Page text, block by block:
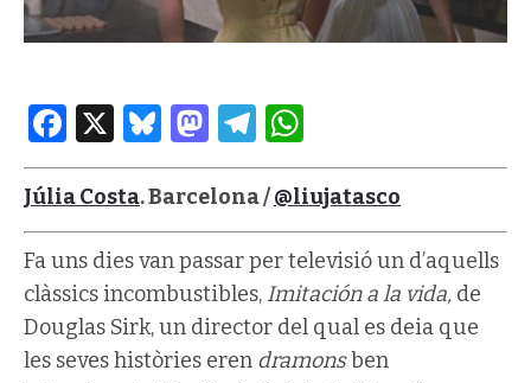
Facebook
X Bluesky
Mastodon
Telegram
Júlia Costa. Barcelona /@liujatasco
Fa uns dies van passar per televisió un d’aquells
clàssics incombustibles, Imitación a la vida, de
Douglas Sirk, un director del qual es deia que
les seves històries eren dramonsben